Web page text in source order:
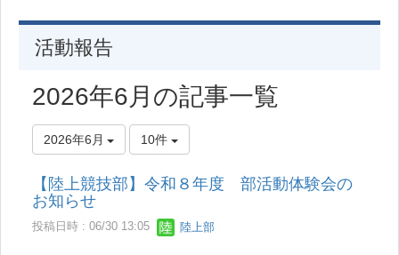
活動報告
2026年6月の記事一覧
2026年6月 10件
【陸上競技部】令和８年度 部活動体験会の
お知らせ
投稿日時 : 06/30 13:05 陸上部